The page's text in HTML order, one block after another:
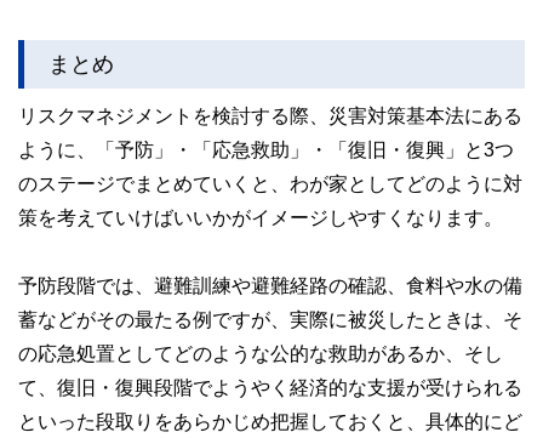
まとめ
リスクマネジメントを検討する際、災害対策基本法にある
ように、「予防」・「応急救助」・「復旧・復興」と3つ
のステージでまとめていくと、わが家としてどのように対
策を考えていけばいいかがイメージしやすくなります。
予防段階では、避難訓練や避難経路の確認、食料や水の備
蓄などがその最たる例ですが、実際に被災したときは、そ
の応急処置としてどのような公的な救助があるか、そし
て、復旧・復興段階でようやく経済的な支援が受けられる
といった段取りをあらかじめ把握しておくと、具体的にど